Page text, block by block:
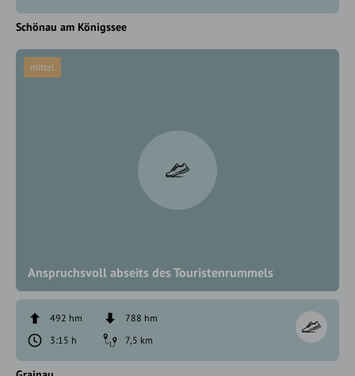
Schönau am Königssee
Anspruchsvoll abseits des Touristenrummels
mittel
492 hm
788 hm
3:15 h
7,5 km